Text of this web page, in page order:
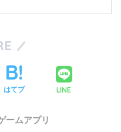
はてブ LINE
ームアプリ